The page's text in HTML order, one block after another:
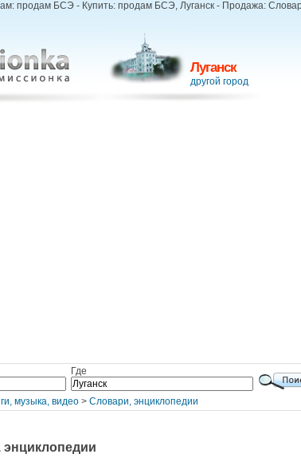
продам БСЭ - Купить: продам БСЭ, Луганск - Продажа:
Луганск
другой город
Где
музыка, видео > Словари, энциклопедии